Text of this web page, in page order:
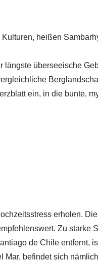
heißen
längste überseeische
ein, in die bunte,
erholen.
Zu starke
de Chile entfernt,
befindet sich